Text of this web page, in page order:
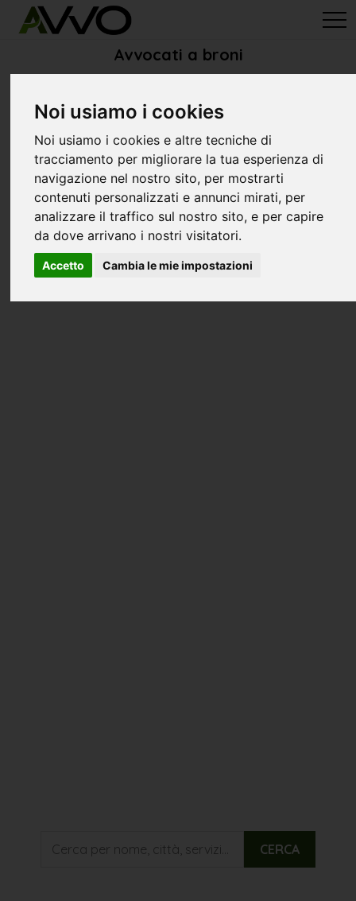
Noi usiamo i cookies
Noi usiamo i cookies e altre tecniche di
tracciamento per migliorare la tua esperienza di
navigazione nel nostro sito, per mostrarti
contenuti personalizzati e annunci mirati, per
analizzare il traffico sul nostro sito, e per capire
da dove arrivano i nostri visitatori.
Accetto Cambia le mie impostazioni
avvo-it>Pavia> Avvocati broni
Avvocati a broni
CERCA